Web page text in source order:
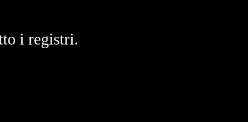
i registri.